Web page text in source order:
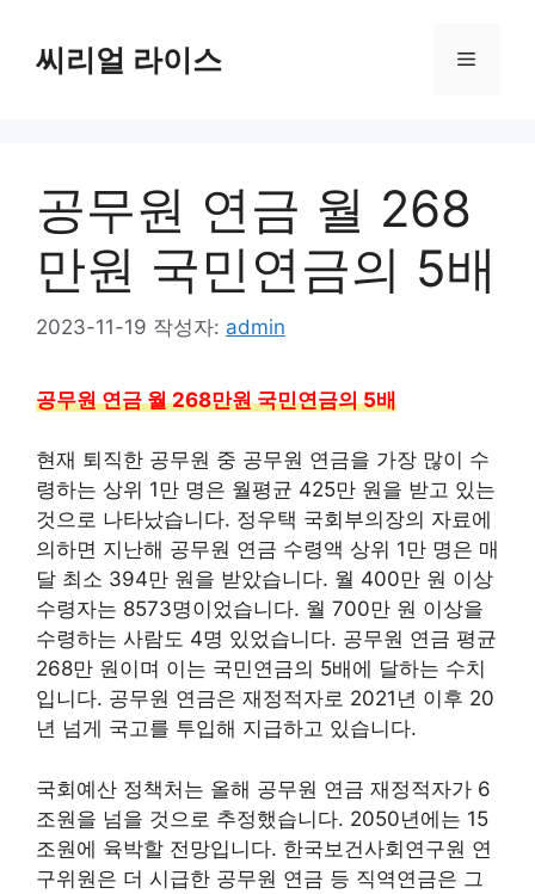
씨리얼 라이스 메
공무원 연금 월 268
만원 국민연금의 5배
2023-11-19 작성자: admin
공무원 연금 월 268만원 국민연금의 5배
현재 퇴직한 공무원 중 공무원 연금을 가장 많이 수
령하는 상위 1만 명은 월평균 425만 원을 받고 있는
것으로 나타났습니다. 정우택 국회부의장의 자료에
의하면 지난해 공무원 연금 수령액 상위 1만 명은 매
달 최소 394만 원을 받았습니다. 월 400만 원 이상
수령자는 8573명이었습니다. 월 700만 원 이상을
수령하는 사람도 4명 있었습니다. 공무원 연금 평균
268만 원이며 이는 국민연금의 5배에 달하는 수치
입니다. 공무원 연금은 재정적자로 2021년 이후 20
년 넘게 국고를 투입해 지급하고 있습니다.
국회예산 정책처는 올해 공무원 연금 재정적자가 6
조원을 넘을 것으로 추정했습니다. 2050년에는 15
조원에 육박할 전망입니다. 한국보건사회연구원 연
구위원은 더 시급한 공무원 연금 등 직역연금은 그